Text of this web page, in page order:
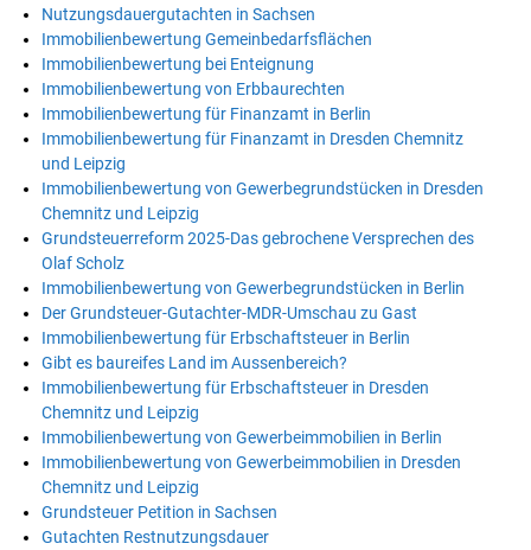
Nutzungsdauergutachten in Sachsen
Immobilienbewertung Gemeinbedarfsflächen
Immobilienbewertung bei Enteignung
Immobilienbewertung von Erbbaurechten
Immobilienbewertung für Finanzamt in Berlin
Immobilienbewertung für Finanzamt in Dresden Chemnitz
und Leipzig
Immobilienbewertung von Gewerbegrundstücken in Dresden
Chemnitz und Leipzig
Grundsteuerreform 2025-Das gebrochene Versprechen des
Olaf Scholz
Immobilienbewertung von Gewerbegrundstücken in Berlin
Der Grundsteuer-Gutachter-MDR-Umschau zu Gast
Immobilienbewertung für Erbschaftsteuer in Berlin
Gibt es baureifes Land im Aussenbereich?
Immobilienbewertung für Erbschaftsteuer in Dresden
Chemnitz und Leipzig
Immobilienbewertung von Gewerbeimmobilien in Berlin
Immobilienbewertung von Gewerbeimmobilien in Dresden
Chemnitz und Leipzig
Grundsteuer Petition in Sachsen
Gutachten Restnutzungsdauer